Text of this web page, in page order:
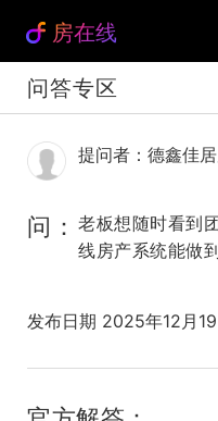
房在线
问答专区
提问者：德鑫佳
问： 老板想随时看到
线房产系统能做
发布日期 2025年12月